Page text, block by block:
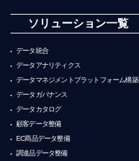
ソリューション一覧
データ統合
データアナリティクス
データマネジメントプラットフォーム構築
データガバナンス
データカタログ
顧客データ整備
EC商品データ整備
調達品データ整備